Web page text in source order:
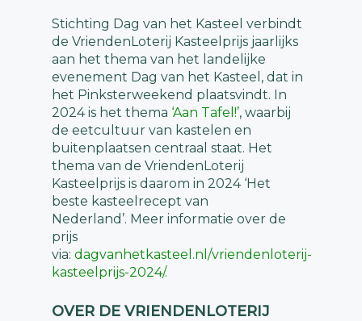
Stichting Dag van het Kasteel verbindt
de VriendenLoterij Kasteelprijs jaarlijks
aan het thema van het landelijke
evenement Dag van het Kasteel, dat in
het Pinksterweekend plaatsvindt. In
2024 is het thema ‘Aan Tafel!’, waarbij
de eetcultuur van kastelen en
buitenplaatsen centraal staat. Het
thema van de VriendenLoterij
Kasteelprijs is daarom in 2024 ‘Het
beste kasteelrecept van
Nederland’. Meer informatie over de
prijs
via:dagvanhetkasteel.nl/vriendenloterij-
kasteelprijs-2024/.
OVER DE VRIENDENLOTERIJ